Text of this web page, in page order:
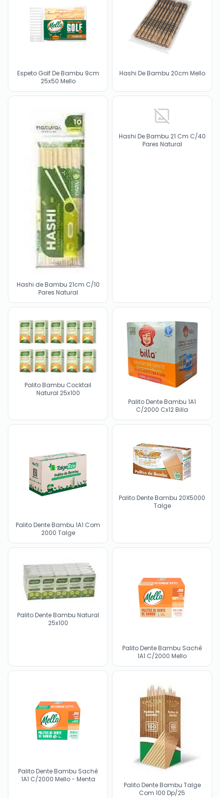
Espeto Golf De Bambu 9cm
25x50 Mello
Hashi De Bambu 20cm Mello
Hashi de Bambu 21cm C/10
Pares Natural
Hashi De Bambu 21 Cm C/40
Pares Natural
Palito Bambu Cocktail
Natural 25x100
Palito Dente Bambu 1A1
C/2000 Cx12 Billa
Palito Dente Bambu 1A1 Com
2000 Talge
Palito Dente Bambu 20X5000
Talge
Palito Dente Bambu Natural
25x100
Palito Dente Bambu Sachê
1A1 C/2000 Mello
Palito Dente Bambu Sachê
1A1 C/2000 Mello - Menta
Palito Dente Bambu Talge
Com 100 Dp/25